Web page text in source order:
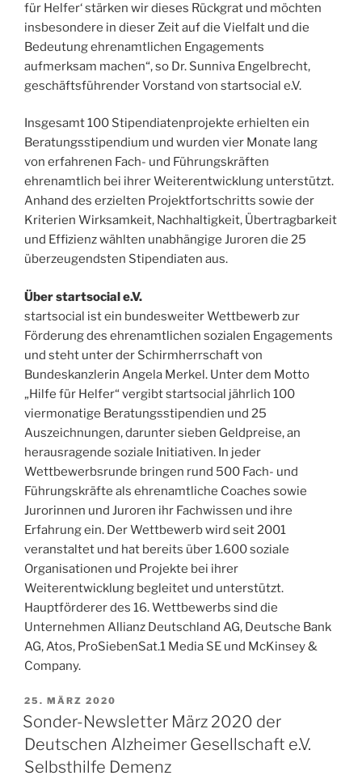
für Helfer‘ stärken wir dieses Rückgrat und möchten
insbesondere in dieser Zeit auf die Vielfalt und die
Bedeutung ehrenamtlichen Engagements
aufmerksam machen“, so Dr. Sunniva Engelbrecht,
geschäftsführender Vorstand von startsocial e.V.
Insgesamt 100 Stipendiatenprojekte erhielten ein
Beratungsstipendium und wurden vier Monate lang
von erfahrenen Fach- und Führungskräften
ehrenamtlich bei ihrer Weiterentwicklung unterstützt.
Anhand des erzielten Projektfortschritts sowie der
Kriterien Wirksamkeit, Nachhaltigkeit, Übertragbarkeit
und Effizienz wählten unabhängige Juroren die 25
überzeugendsten Stipendiaten aus.
Über startsocial e.V.
startsocial ist ein bundesweiter Wettbewerb zur
Förderung des ehrenamtlichen sozialen Engagements
und steht unter der Schirmherrschaft von
Bundeskanzlerin Angela Merkel. Unter dem Motto
„Hilfe für Helfer“ vergibt startsocial jährlich 100
viermonatige Beratungsstipendien und 25
Auszeichnungen, darunter sieben Geldpreise, an
herausragende soziale Initiativen. In jeder
Wettbewerbsrunde bringen rund 500 Fach- und
Führungskräfte als ehrenamtliche Coaches sowie
Jurorinnen und Juroren ihr Fachwissen und ihre
Erfahrung ein. Der Wettbewerb wird seit 2001
veranstaltet und hat bereits über 1.600 soziale
Organisationen und Projekte bei ihrer
Weiterentwicklung begleitet und unterstützt.
Hauptförderer des 16. Wettbewerbs sind die
Unternehmen Allianz Deutschland AG, Deutsche Bank
AG, Atos, ProSiebenSat.1 Media SE und McKinsey &
Company.
VERÖFFENTLICHT
AM
25. MÄRZ 2020
Sonder-Newsletter März 2020 der
Deutschen Alzheimer Gesellschaft e.V.
Selbsthilfe Demenz